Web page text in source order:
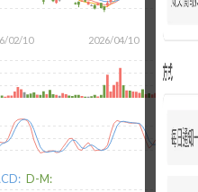
02/10 2026/04/10
D-M: